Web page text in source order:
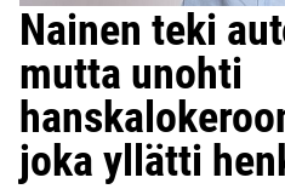
Nainen teki
mutta unohti
joka yllätti